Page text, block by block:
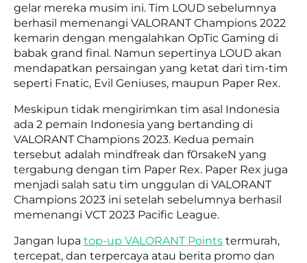
gelar mereka musim ini. Tim LOUD sebelumnya
berhasil memenangi VALORANT Champions 2022
kemarin dengan mengalahkan OpTic Gaming di
babak grand final. Namun sepertinya LOUD akan
mendapatkan persaingan yang ketat dari tim-tim
seperti Fnatic, Evil Geniuses, maupun Paper Rex.
Meskipun tidak mengirimkan tim asal Indonesia
ada 2 pemain Indonesia yang bertanding di
VALORANT Champions 2023. Kedua pemain
tersebut adalah mindfreak dan f0rsakeN yang
tergabung dengan tim Paper Rex. Paper Rex juga
menjadi salah satu tim unggulan di VALORANT
Champions 2023 ini setelah sebelumnya berhasil
memenangi VCT 2023 Pacific League.
Jangan lupa top-up VALORANT Points termurah,
tercepat, dan terpercaya atau berita promo dan